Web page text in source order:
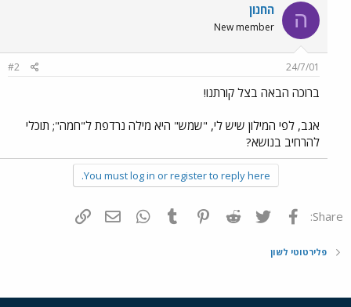
ה החנון
New member
24/7/01
#2
ברוכה הבאה בצל קורתנו!
אגב, לפי המילון שיש לי, "שמש" היא מילה נרדפת ל"חמה"; תוכלי
להרחיב בנושא?
You must log in or register to reply here.
Share: פייסבוק Twitter
Reddit
Pinterest
Tumblr
WhatsAppדואר אלקטרוני
פלירטוטי לשון